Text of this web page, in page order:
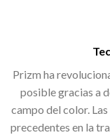
Prizm ha
posible gracias a
campo del color.
precedentes en la